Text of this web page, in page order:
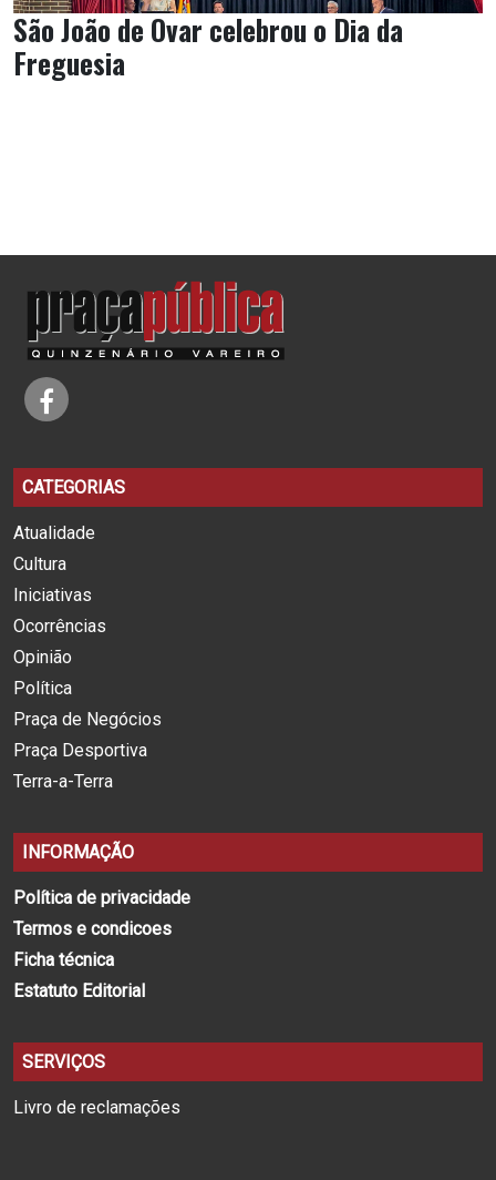
São João de Ovar celebrou o Dia da
Freguesia
CATEGORIAS
Atualidade
Cultura
Iniciativas
Ocorrências
Opinião
Política
Praça de Negócios
Praça Desportiva
Terra-a-Terra
INFORMAÇÃO
Política de privacidade
Termos e condicoes
Ficha técnica
Estatuto Editorial
SERVIÇOS
Livro de reclamações